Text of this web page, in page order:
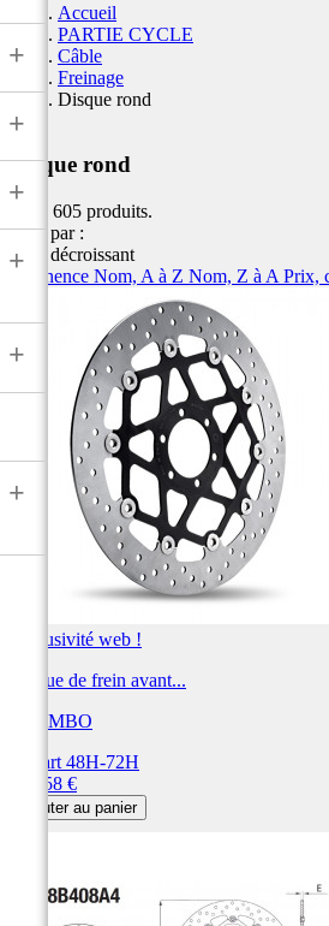
+
+
+
+
+
+
Accueil
PARTIE CYCLE
Câble
Freinage
Disque rond
Disque rond
Il y a 605 produits.
Trier par :
Prix, décroissant
Pertinence Nom, A à Z Nom, Z à A Prix,
Exclusivité web !
Disque de frein avant...
BREMBO
Départ 48H-72H
392,58 €
Ajouter au panier